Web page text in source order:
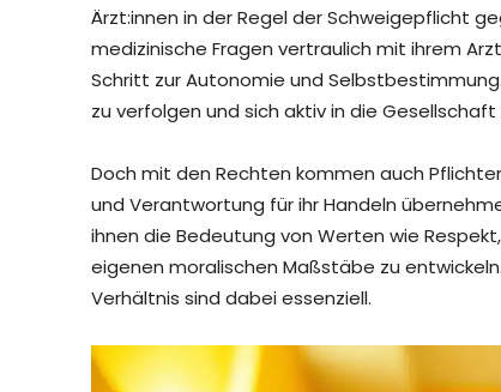
Ärzt:innen in der Regel der Schweigepflicht
medizinische Fragen vertraulich mit ihrem
Schritt zur Autonomie und
zu verfolgen und sich aktiv in die Gesellschaft
Doch mit den Rechten kommen auch
und Verantwortung für ihr Handeln
ihnen die Bedeutung von Werten wie
eigenen moralischen Maßstäbe zu
Verhältnis sind dabei essenziell.